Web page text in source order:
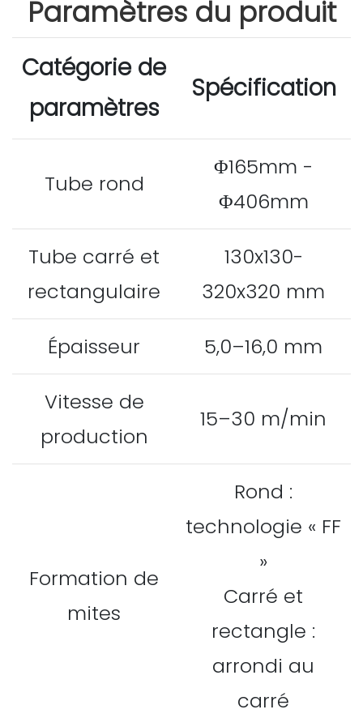
Paramètres du produit
Catégorie de
paramètres
Spécification
Tube rond
Φ165mm -
Φ406mm
Tube carré et
rectangulaire
130x130-
320x320 mm
Épaisseur 5,0–16,0 mm
Vitesse de
production
15–30 m/min
Formation de
mites
Rond :
technologie « FF
»
Carré et
rectangle :
arrondi au
carré